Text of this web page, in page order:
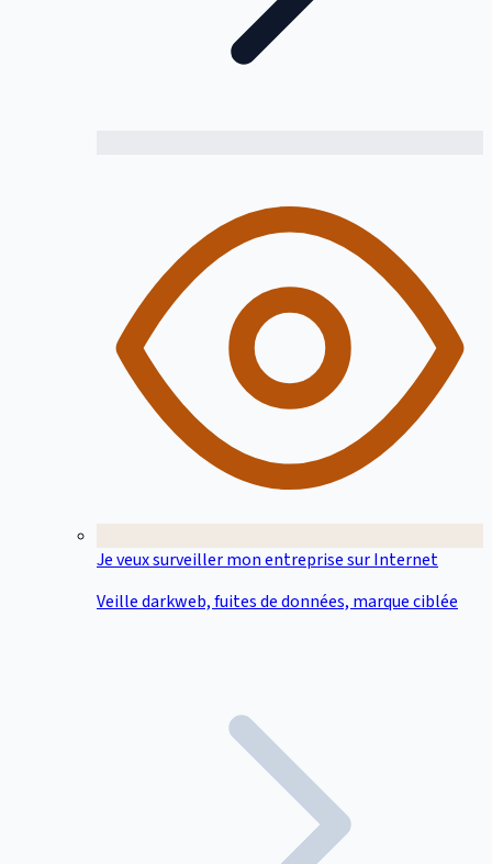
Je veux surveiller mon entreprise sur Internet
Veille darkweb, fuites de données, marque ciblée